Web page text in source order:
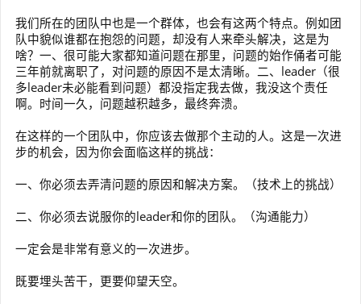
我们所在的团队中也是一个群体，也会有这两个特点。例如团
队中貌似谁都在抱怨的问题，却没有人来牵头解决，这是为
啥？一、很可能大家都知道问题在那里，问题的始作俑者可能
三年前就离职了，对问题的原因不是太清晰。二、leader（很
多leader未必能看到问题）都没指定我去做，我没这个责任
啊。时间一久，问题越积越多，最终奔溃。
在这样的一个团队中，你应该去做那个主动的人。这是一次进
步的机会，因为你会面临这样的挑战：
一、你必须去弄清问题的原因和解决方案。（技术上的挑战）
二、你必须去说服你的leader和你的团队。（沟通能力）
一定会是非常有意义的一次进步。
既要埋头苦干，更要仰望天空。